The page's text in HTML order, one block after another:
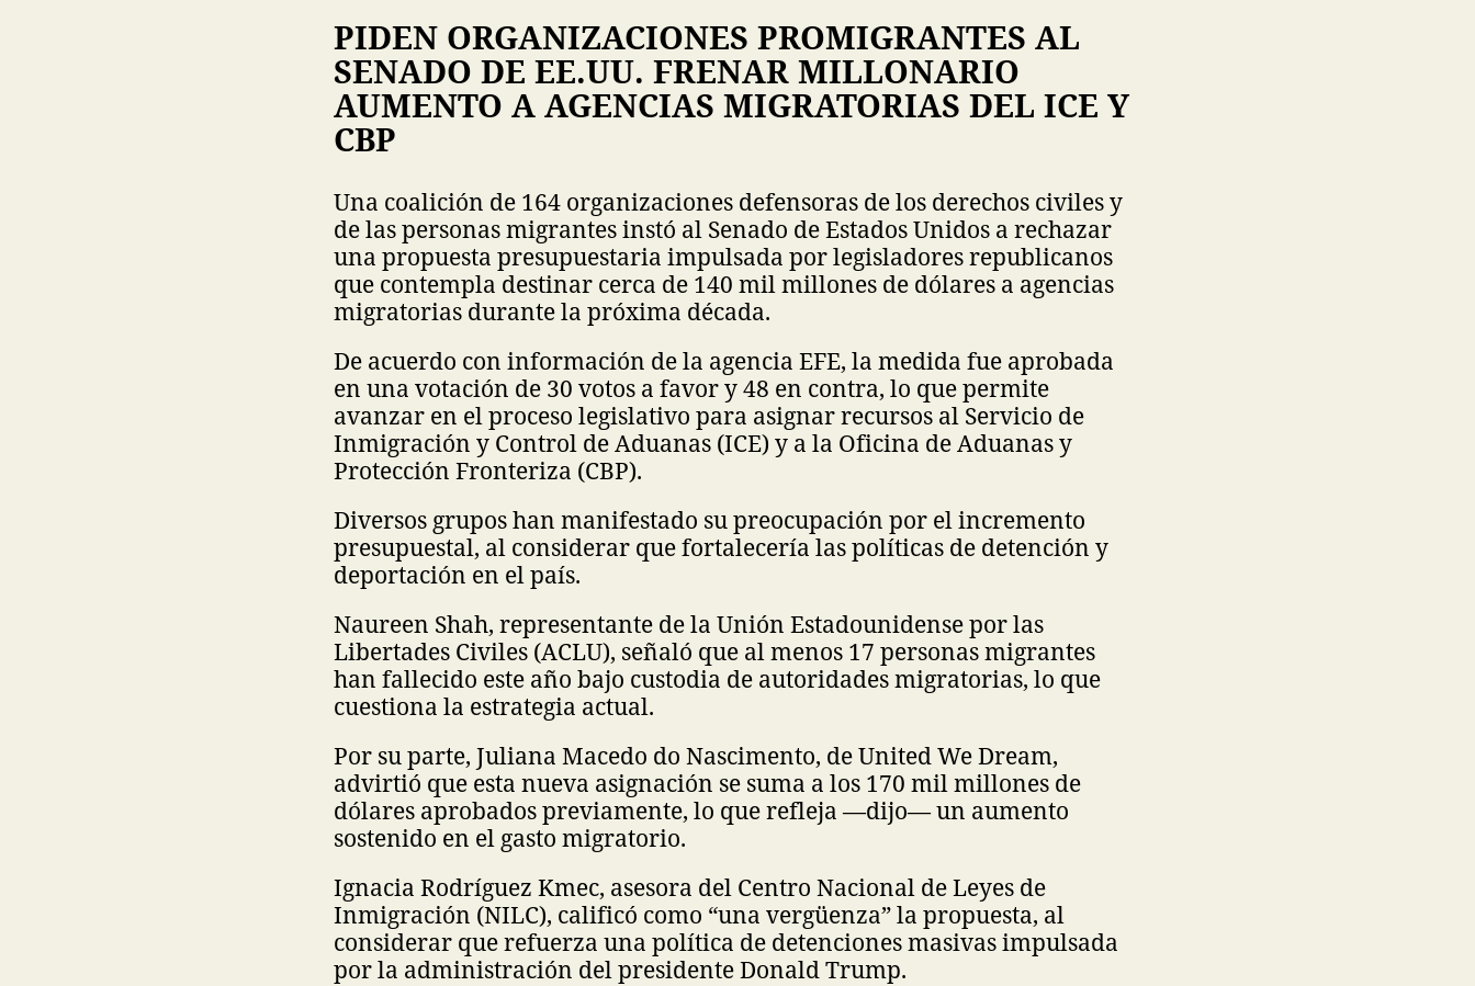
PIDEN ORGANIZACIONES PROMIGRANTES AL
SENADO DE EE.UU. FRENAR MILLONARIO
AUMENTO A AGENCIAS MIGRATORIAS DEL ICE Y
CBP
Una coalición de 164 organizaciones defensoras de los derechos civiles y
de las personas migrantes instó al Senado de Estados Unidos a rechazar
una propuesta presupuestaria impulsada por legisladores republicanos
que contempla destinar cerca de 140 mil millones de dólares a agencias
migratorias durante la próxima década.
De acuerdo con información de la agencia EFE, la medida fue aprobada
en una votación de 30 votos a favor y 48 en contra, lo que permite
avanzar en el proceso legislativo para asignar recursos al Servicio de
Inmigración y Control de Aduanas (ICE) y a la Oficina de Aduanas y
Protección Fronteriza (CBP).
Diversos grupos han manifestado su preocupación por el incremento
presupuestal, al considerar que fortalecería las políticas de detención y
deportación en el país.
Naureen Shah, representante de la Unión Estadounidense por las
Libertades Civiles (ACLU), señaló que al menos 17 personas migrantes
han fallecido este año bajo custodia de autoridades migratorias, lo que
cuestiona la estrategia actual.
Por su parte, Juliana Macedo do Nascimento, de United We Dream,
advirtió que esta nueva asignación se suma a los 170 mil millones de
dólares aprobados previamente, lo que refleja —dijo— un aumento
sostenido en el gasto migratorio.
Ignacia Rodríguez Kmec, asesora del Centro Nacional de Leyes de
Inmigración (NILC), calificó como “una vergüenza” la propuesta, al
considerar que refuerza una política de detenciones masivas impulsada
por la administración del presidente Donald Trump.